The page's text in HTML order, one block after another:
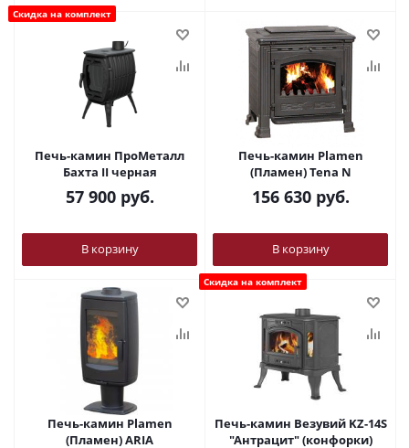
Скидка на комплект
Печь-камин ПроМеталл
Бахта II черная
57 900руб.
В корзину
Печь-камин Plamen
(Пламен) Tena N
156 630руб.
В корзину
Печь-камин Plamen
(Пламен) ARIA
Скидка на комплект
Печь-камин Везувий KZ-14S
"Антрацит" (конфорки)